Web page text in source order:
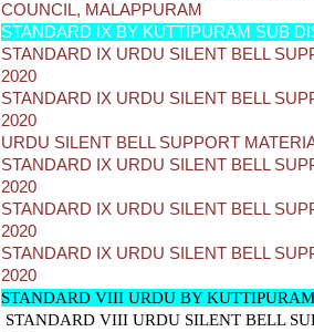
COUNCIL, MALAPPURAM
STANDARD IX BY KUTTIPURAM SUB
STANDARD IX URDU SILENT BELL
2020
STANDARD IX URDU SILENT BELL
2020
URDU SILENT BELL SUPPORT
STANDARD IX URDU SILENT BELL
2020
STANDARD IX URDU SILENT BELL
2020
STANDARD IX URDU SILENT BELL
2020
STANDARD VIII URDU BY
STANDARD VIII URDU SILENT BELL